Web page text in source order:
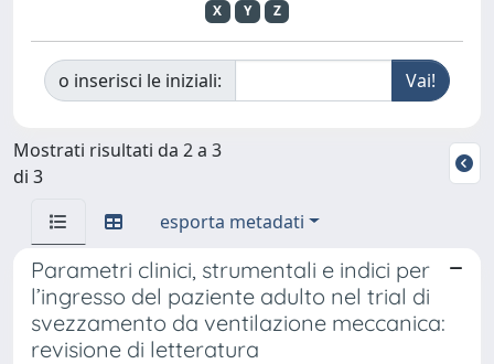
X
Y Z
o inserisci le iniziali:
Mostrati risultati da 2 a 3
di 3
esporta metadati
Parametri clinici, strumentali e indici per
l’ingresso del paziente adulto nel trial di
svezzamento da ventilazione meccanica:
revisione di letteratura